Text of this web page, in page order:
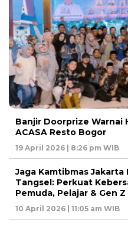
Banjir Doorprize Warnai
ACASA Resto Bogor
19 April 2026 | 8:26 pm WIB
Jaga Kamtibmas Jakarta
Tangsel: Perkuat
Pemuda, Pelajar & Gen Z
10 April 2026 | 11:05 am WIB